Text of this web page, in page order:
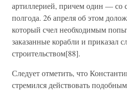
артиллерией, причем один — со
полгода. 26 апреля об этом
который счел необходимым
заказанные корабли и приказал
строительством[88].
Следует отметить, что
стремился действовать